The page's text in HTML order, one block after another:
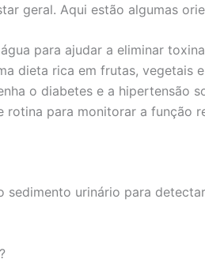
geral. Aqui estão algumas
para ajudar a eliminar
dieta rica em frutas, vegetais
o diabetes e a hipertensão
rotina para monitorar a função
sedimento urinário para